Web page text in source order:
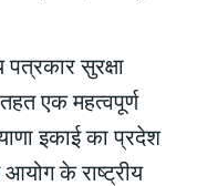
पत्रकार सुरक्षा
एक महत्वपूर्ण
इकाई का प्रदेश
के राष्ट्रीय